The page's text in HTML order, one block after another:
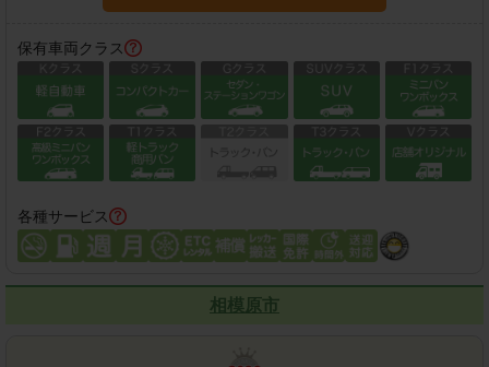
保有車両クラス
各種サービス
相模原市